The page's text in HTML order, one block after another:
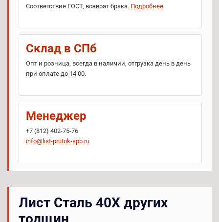
Соответствие ГОСТ, возврат брака. Подробнее
Склад в СПб
Опт и розница, всегда в наличии, отгрузка день в день
при оплате до 14:00.
Менеджер
+7 (812) 402-75-76
info@list-prutok-spb.ru
Лист Сталь 40Х других